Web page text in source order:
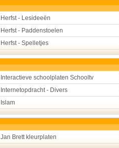
Herfst - Lesideeën
Herfst - Paddenstoelen
Herfst - Spelletjes
Interactieve schoolplaten Schooltv
Internetopdracht - Divers
Islam
Jan Brett kleurplaten